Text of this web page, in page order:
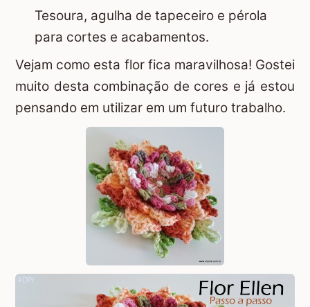
Tesoura, agulha de tapeceiro e pérola
para cortes e acabamentos.
Vejam como esta flor fica maravilhosa! Gostei
muito desta combinação de cores e já estou
pensando em utilizar em um futuro trabalho.